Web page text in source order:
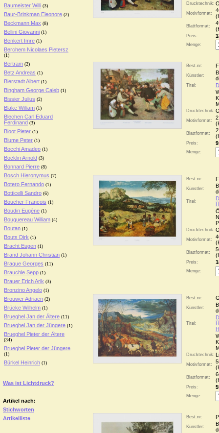
Baumeister Willi (3)
Baur-Brinkman Eleonore (2)
Beckmann Max (8)
Bellini Giovanni (1)
Benkert Imre (1)
Berchem Nicolaes Pietersz
(1)
Bertram (2)
Betz Andreas (1)
Bierstadt Albert (1)
Bingham George Caleb (1)
Bissier Julius (2)
Blake William (1)
Blechen Carl Eduard
Ferdinand (3)
Bloot Pieter (1)
Blume Peter (1)
Bocchi Amadeo (1)
Böcklin Arnold (3)
Bonnard Pierre (8)
Bosch Hieronymus (7)
Botero Fernando (1)
Botticelli Sandro (6)
Boucher Francois (1)
Boudin Eugène (1)
Bouguereau William (4)
Boutan (1)
Bouts Dirk (1)
Bracht Eugen (1)
Brand Johann Christian (1)
Braque Georges (11)
Brauchle Sepp (1)
Brauer Erich Arik (3)
Bronzino Angelo (1)
Brouwer Adriaen (2)
Brücke Wilhelm (1)
Brueghel Jan der Ältere (11)
Brueghel Jan der Jüngere (1)
Brueghel Pieter der Ältere
(34)
Brueghel Pieter der Jüngere
(1)
Bürkel Heinrich (1)
Was ist Lichtdruck?
Artikel nach:
Stichworten
Artikelliste
Drucktechnik:
Motivformat:
Blattformat:
Preis:
Menge:
Best.nr:
Künstler:
Titel:
Drucktechnik:
Motivformat:
Blattformat:
Preis:
Menge:
Best.nr:
Künstler:
Titel:
Drucktechnik:
Motivformat:
Blattformat:
Preis:
Menge:
Best.nr:
Künstler:
Titel:
Drucktechnik:
Motivformat:
Blattformat:
Preis:
Menge:
Best.nr:
Künstler: